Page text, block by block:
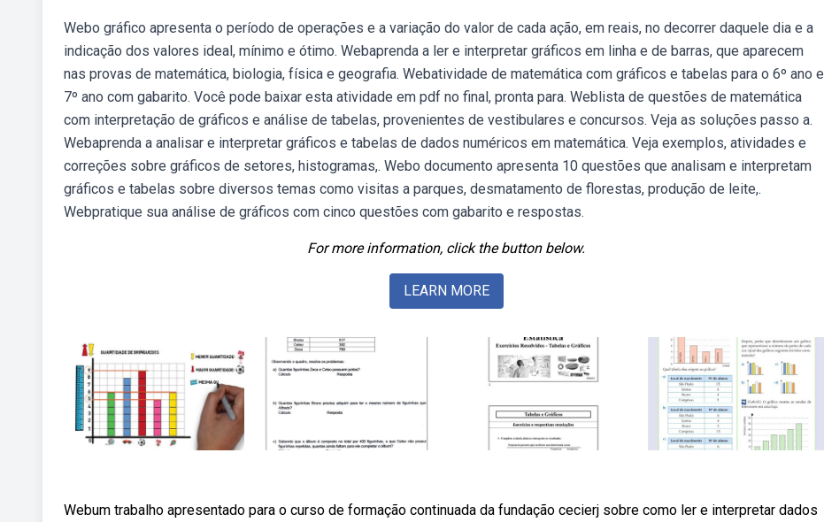
Webo gráfico apresenta o período de operações e a variação do valor de cada ação, em reais, no decorrer daquele dia e a
indicação dos valores ideal, mínimo e ótimo. Webaprenda a ler e interpretar gráficos em linha e de barras, que aparecem
nas provas de matemática, biologia, física e geografia. Webatividade de matemática com gráficos e tabelas para o 6º ano e
7º ano com gabarito. Você pode baixar esta atividade em pdf no final, pronta para. Weblista de questões de matemática
com interpretação de gráficos e análise de tabelas, provenientes de vestibulares e concursos. Veja as soluções passo a.
Webaprenda a analisar e interpretar gráficos e tabelas de dados numéricos em matemática. Veja exemplos, atividades e
correções sobre gráficos de setores, histogramas,. Webo documento apresenta 10 questões que analisam e interpretam
gráficos e tabelas sobre diversos temas como visitas a parques, desmatamento de florestas, produção de leite,.
Webpratique sua análise de gráficos com cinco questões com gabarito e respostas.
For more information, click the button below.
LEARN MORE
Webum trabalho apresentado para o curso de formação continuada da fundação cecierj sobre como ler e interpretar dados